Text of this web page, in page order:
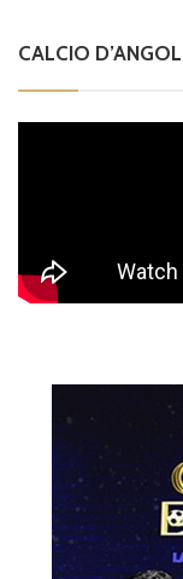
CALCIO